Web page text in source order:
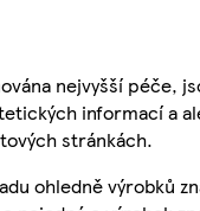
nejvyšší péče,
informací a
stránkách.
ohledně výrobků